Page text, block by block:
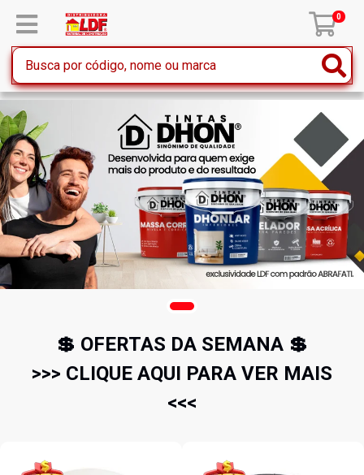
0
💲 OFERTAS DA SEMANA 💲
>>> CLIQUE AQUI PARA VER MAIS
<<<